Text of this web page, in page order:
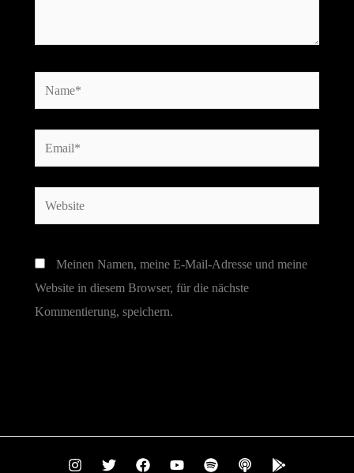
Name*
Email*
Website
Meinen Namen, meine E-Mail-Adresse und meine
Website in diesem Browser, für die nächste
Kommentierung, speichern.